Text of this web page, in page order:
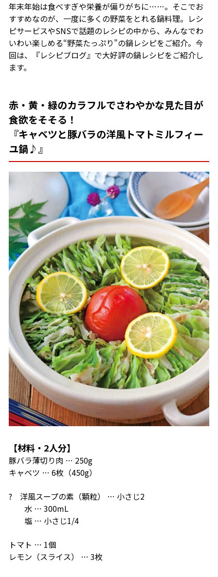
年末年始は食べすぎや栄養が偏りがちに……。そこでお
すすめなのが、一度に多くの野菜をとれる鍋料理。レシ
ピサービスやSNSで話題のレシピの中から、みんなでわ
いわい楽しめる“野菜たっぷり”の鍋レシピをご紹介。今
回は、『レシピブログ』で大好評の鍋レシピをご紹介し
ます。
赤・黄・緑のカラフルでさわやかな見た目が
食欲をそそる！
『キャベツと豚バラの洋風トマトミルフィー
ユ鍋♪』
【材料・2人分】
豚バラ薄切り肉 … 250g
キャベツ … 6枚（450g）
? 洋風スープの素（顆粒） … 小さじ2
水 … 300mL
塩 … 小さじ1/4
トマト … 1個
レモン（スライス） … 3枚